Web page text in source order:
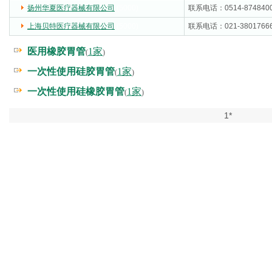
扬州华夏医疗器械有限公司 联系电话：0514-
上海贝特医疗器械有限公司 联系电话：021-
医用橡胶胃管(1家)
一次性使用硅胶胃管(1家)
一次性使用硅橡胶胃管(1家)
1*